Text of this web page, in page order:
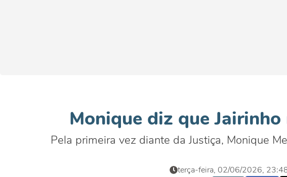
Monique diz que
Pela primeira vez diante da Justiça, Monique
terça-feira, 02/06/2026,